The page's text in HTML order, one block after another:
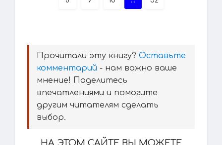
Прочитали эту книгу? Оставьте
комментарий - нам важно ваше
мнение! Поделитесь
впечатлениями и помогите
другим читателям сделать
выбор.
НА ЭТОМ САЙТЕ ВЫ МОЖЕТЕ